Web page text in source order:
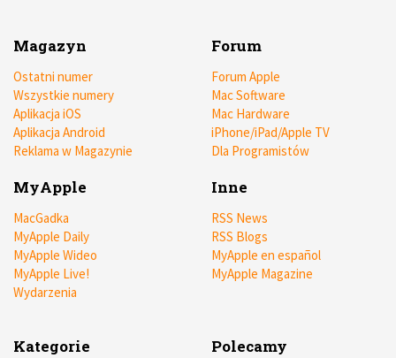
Magazyn
Ostatni numer
Wszystkie numery
Aplikacja iOS
Aplikacja Android
Reklama w Magazynie
Forum
Forum Apple
Mac Software
Mac Hardware
iPhone/iPad/Apple TV
Dla Programistów
MyApple
MacGadka
MyApple Daily
MyApple Wideo
MyApple Live!
Wydarzenia
Inne
RSS News
RSS Blogs
MyApple en español
MyApple Magazine
Kategorie Polecamy